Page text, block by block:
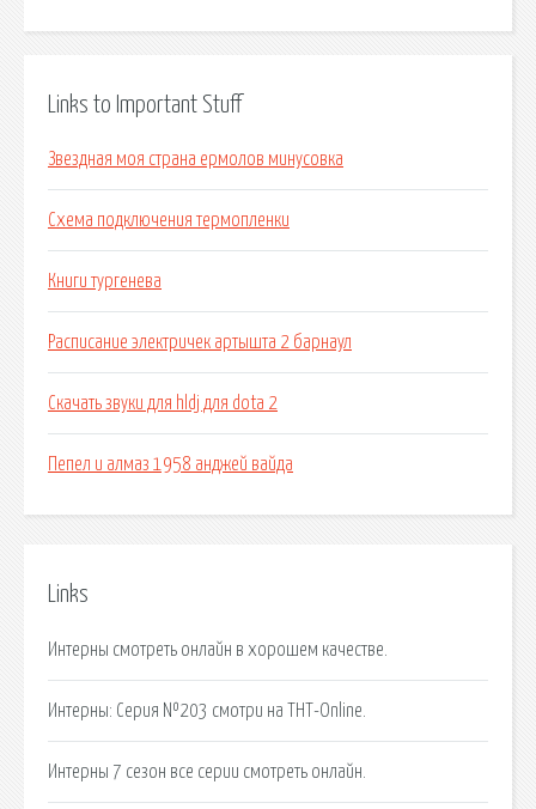
Links to Important Stuff
Звездная моя страна ермолов минусовка
Схема подключения термопленки
Книги тургенева
Расписание электричек артышта 2 барнаул
Скачать звуки для hldj для dota 2
Пепел и алмаз 1958 анджей вайда
Links
Интерны смотреть онлайн в хорошем качестве.
Интерны: Серия №203 смотри на ТНТ-Online.
Интерны 7 сезон все серии смотреть онлайн.